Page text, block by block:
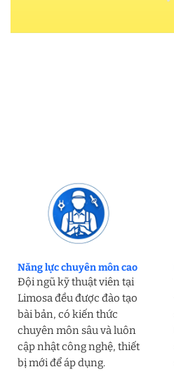
Năng lực chuyên môn cao
Đội ngũ kỹ thuật viên tại
Limosa đều được đào tạo
bài bản, có kiến thức
chuyên môn sâu và luôn
cập nhật công nghệ, thiết
bị mới để áp dụng.